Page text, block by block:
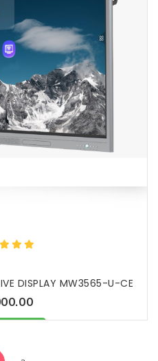
DISPLAY MW3565-U-CE